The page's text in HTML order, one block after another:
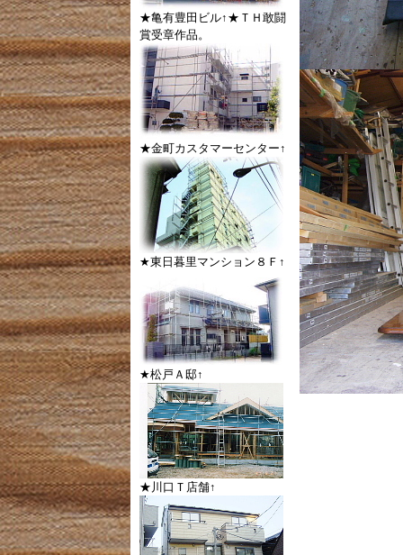
★亀有豊田ビル↑★ＴＨ敢闘
賞受章作品。
★金町カスタマーセンター↑
★東日暮里マンション８Ｆ↑
★松戸Ａ邸↑
★川口Ｔ店舗↑